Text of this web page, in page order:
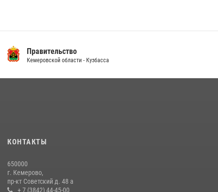
14 июля 2026, 08:52 1
20 июля 2026, 08:52
гипермаркета товары на 13 тысяч рублей (ВИДЕО)
16 июля 2026, 06:43
Правительство
Кемеровской области - Кузбасса
КОНТАКТЫ
650000
г. Кемерово,
пр-кт Советский д. 48 а
+ 7 (3842) 44-45-00